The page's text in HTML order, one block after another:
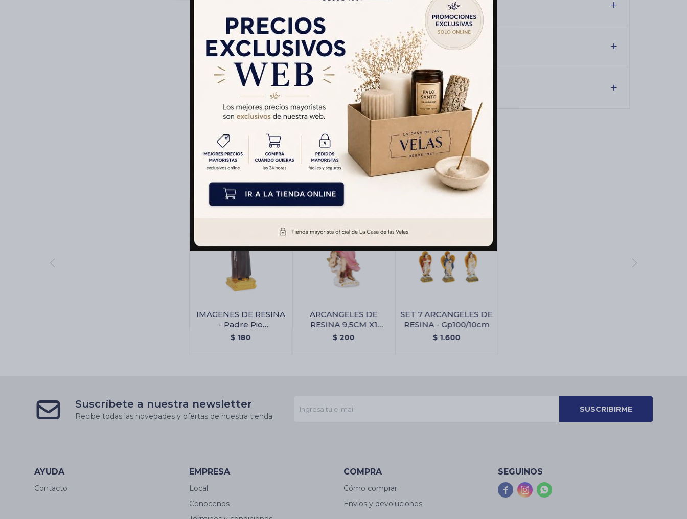
Cambios y Devoluciones
Medios de pago
Características
Productos que te pueden interesar
IMAGENES DE RESINA
- Padre Pio
13cm/gp104
$ 180
ARCANGELES DE
RESINA 9,5CM X1
UNIDAD - Chamuel
$ 200
SET 7 ARCANGELES DE
RESINA - Gp100/10cm
$ 1.600
Suscríbete a nuestra newsletter
Recibe todas las novedades y ofertas de nuestra tienda.
SUSCRIBIRME
AYUDA
Contacto
EMPRESA
Local
Conocenos
COMPRA
Cómo comprar
Envíos y devoluciones
SEGUINOS
  